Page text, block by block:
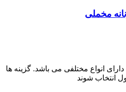
انواع مختلفی می باشد. گزینه ها
انتخاب شوند